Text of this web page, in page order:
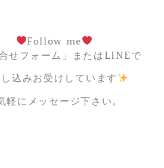
Follow me
合せフォーム」またはLINEで
込みお受けしています
軽にメッセージ下さい。